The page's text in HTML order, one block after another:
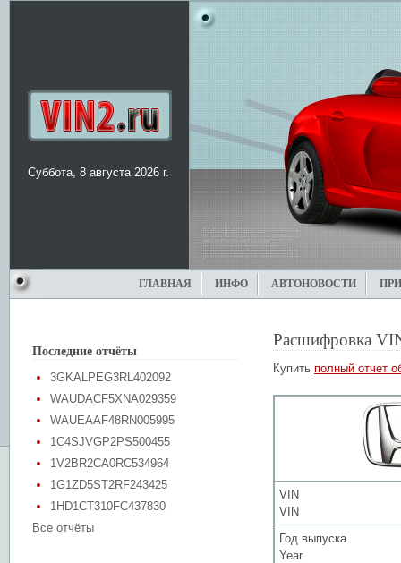
Суббота, 8 августа 2026 г.
ГЛАВНАЯ ИНФО АВТОНОВОСТИ
Последние отчёты
3GKALPEG3RL402092
WAUDACF5XNA029359
WAUEAAF48RN005995
1C4SJVGP2PS500455
1V2BR2CA0RC534964
1G1ZD5ST2RF243425
1HD1CT310FC437830
Все отчёты
Расшифровка
Купить полный отчет
VIN
VIN
Год выпуска
Year